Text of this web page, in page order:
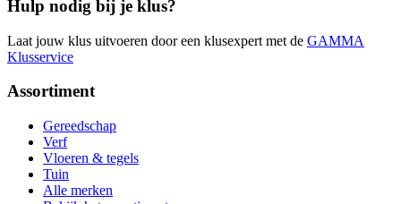
Hulp nodig bij je klus?
Laat jouw klus uitvoeren door een klusexpert met de GAMMA
Klusservice
Assortiment
Gereedschap
Verf
Vloeren & tegels
Tuin
Alle merken